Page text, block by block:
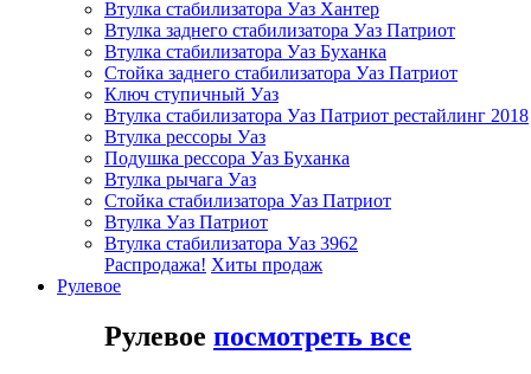
Втулка стабилизатора Уаз Хантер
Втулка заднего стабилизатора Уаз Патриот
Втулка стабилизатора Уаз Буханка
Стойка заднего стабилизатора Уаз Патриот
Ключ ступичный Уаз
Втулка стабилизатора Уаз Патриот рестайлинг 2018
Втулка рессоры Уаз
Подушка рессора Уаз Буханка
Втулка рычага Уаз
Стойка стабилизатора Уаз Патриот
Втулка Уаз Патриот
Втулка стабилизатора Уаз 3962
Распродажа! Хиты продаж
Рулевое
Рулевое посмотреть все